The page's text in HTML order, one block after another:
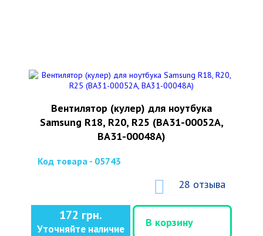
Вентилятор (кулер) для ноутбука
Samsung R18, R20, R25 (BA31-00052A,
BA31-00048A)
Код товара - 05743
28 отзыва
172 грн.
Уточняйте наличие
В корзину